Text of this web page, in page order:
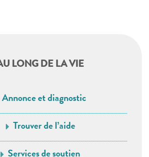
LONG DE LA VIE
Annonce et diagnostic
Trouver de l’aide
Services de soutien